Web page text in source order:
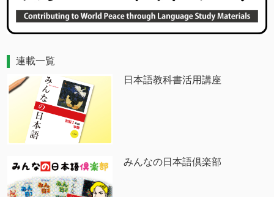
連載一覧
日本語教科書活用講座
みんなの日本語倶楽部